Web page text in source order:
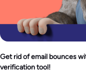
Get rid of email bounces
verification tool!